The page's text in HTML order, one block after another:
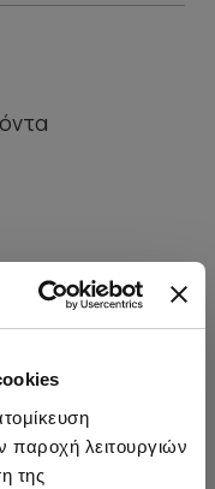
παροχή λειτουργιών
της